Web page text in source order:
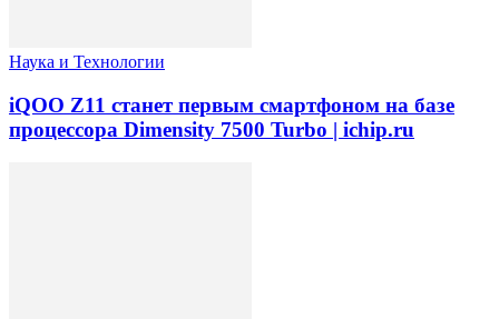
Наука и Технологии
iQOO Z11 станет первым смартфоном на базе
процессора Dimensity 7500 Turbo | ichip.ru